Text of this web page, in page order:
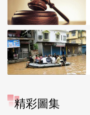
精彩圖集